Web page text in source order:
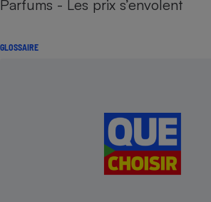
Parfums - Les prix s’envolent
GLOSSAIRE